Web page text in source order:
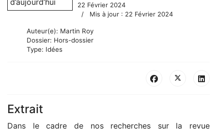
22 Février 2024
Mis à jour : 22 Février 2024
Auteur(e): Martin Roy
Dossier: Hors-dossier
Type: Idées
Extrait
Dans le cadre de nos recherches sur la revue